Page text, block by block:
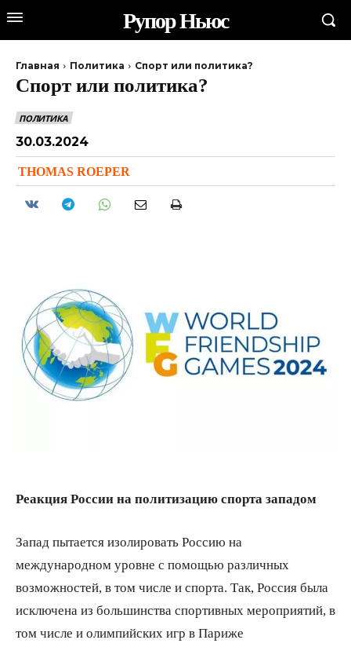
Рупор Ньюс
Главная Политика Спорт или политика?
Спорт или политика?
ПОЛИТИКА
30.03.2024
THOMAS ROEPER
Реакция России на политизацию спорта западом
Запад пытается изолировать Россию на
международном уровне с помощью различных
возможностей, в том числе и спорта. Так, Россия была
исключена из большинства спортивных мероприятий, в
том числе и олимпийских игр в Париже